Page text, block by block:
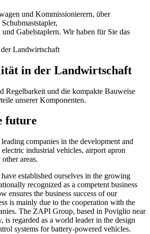
und Kommissionierern, über
Gabelstaplern. Wir haben für Sie das
in der Landwirtschaft
Regelbarkeit und die kompakte Bauweise
unserer Komponenten.
future
companies in the development and
industrial vehicles, airport apron
areas.
established ourselves in the growing
recognized as a competent business
ensures the business success of our
is mainly due to the cooperation with the
The ZAPI Group, based in Poviglio near
regarded as a world leader in the design
systems for battery-powered vehicles.